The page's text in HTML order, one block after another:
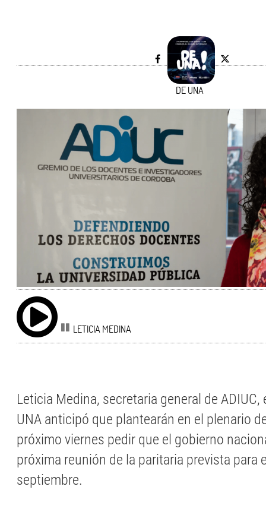
DE UNA
LETICIA MEDINA
Leticia Medina, secretaria general de ADIUC,
UNA anticipó que plantearán en el plenario
próximo viernes pedir que el gobierno
próxima reunión de la paritaria prevista para
septiembre.